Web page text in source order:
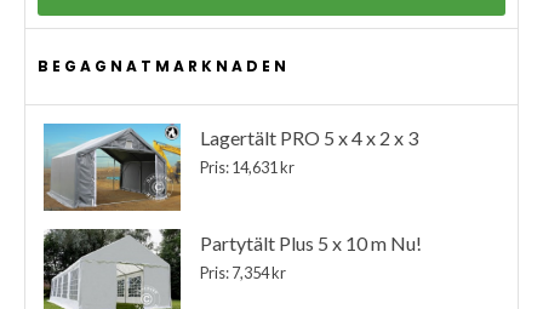
BEGAGNATMARKNADEN
Lagertält PRO 5 x 4 x 2 x 3
Pris: 14,631 kr
Partytält Plus 5 x 10 m Nu!
Pris: 7,354 kr